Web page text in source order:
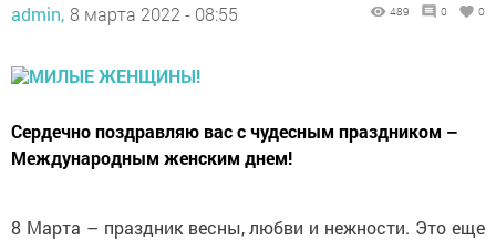
admin, 8 марта 2022 - 08:55 489 0 0
Сердечно поздравляю вас с чудесным праздником –
Международным женским днем!
8 Марта – праздник весны, любви и нежности. Это еще